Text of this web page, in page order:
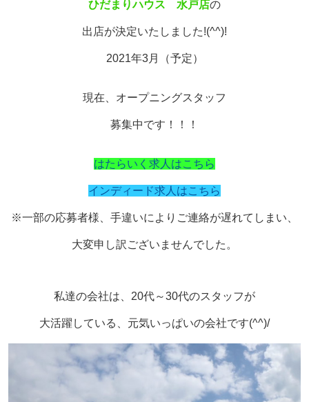
ひだまりハウス 水戸店の
出店が決定いたしました!(^^)!
2021年3月（予定）
現在、オープニングスタッフ
募集中です！！！
はたらいく求人はこちら
インディード求人はこちら
※一部の応募者様、手違いによりご連絡が遅れてしまい、
大変申し訳ございませんでした。
私達の会社は、20代～30代のスタッフが
大活躍している、元気いっぱいの会社です(^^)/